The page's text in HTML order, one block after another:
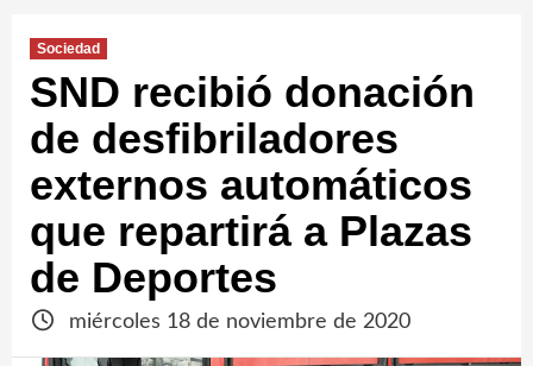
Sociedad
SND recibió donación
de desfibriladores
externos automáticos
que repartirá a Plazas
de Deportes
miércoles 18 de noviembre de 2020